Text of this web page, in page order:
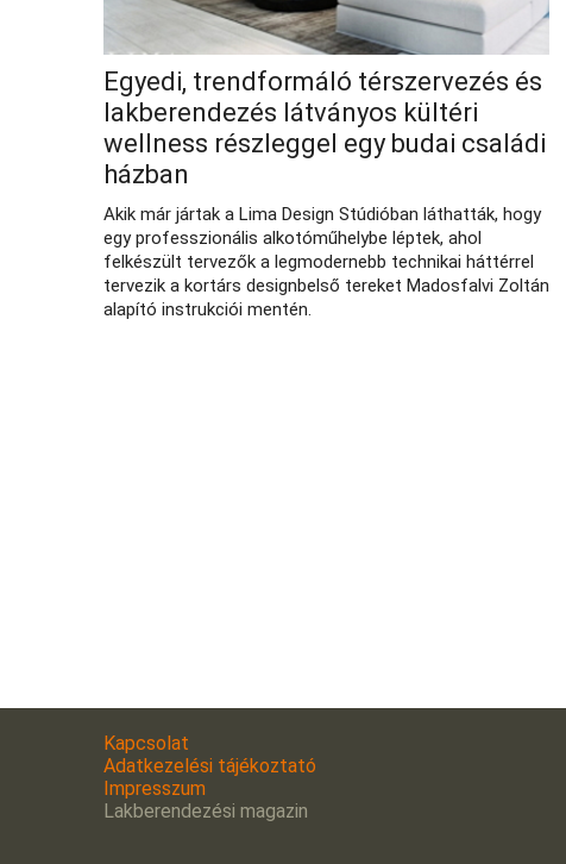
Egyedi, trendformáló térszervezés és
lakberendezés látványos kültéri
wellness részleggel egy budai családi
házban
Akik már jártak a Lima Design Stúdióban láthatták, hogy
egy professzionális alkotóműhelybe léptek, ahol
felkészült tervezők a legmodernebb technikai háttérrel
tervezik a kortárs designbelső tereket Madosfalvi Zoltán
alapító instrukciói mentén.
Kapcsolat
Adatkezelési tájékoztató
Impresszum
Lakberendezési magazin